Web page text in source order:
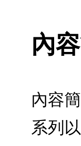
內
內容
系列